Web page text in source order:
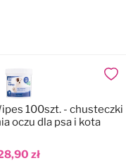
zł
100szt. - chusteczki
oczu dla psa i kota